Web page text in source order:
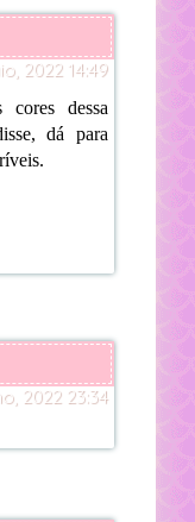
2022 14:49
cores dessa
dá para
2022 23:34